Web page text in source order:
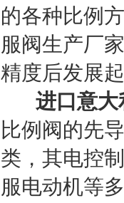
的各种比例
服阀生产厂
精度后发展
进口意大
比例阀的先
类，其电控
服电动机等